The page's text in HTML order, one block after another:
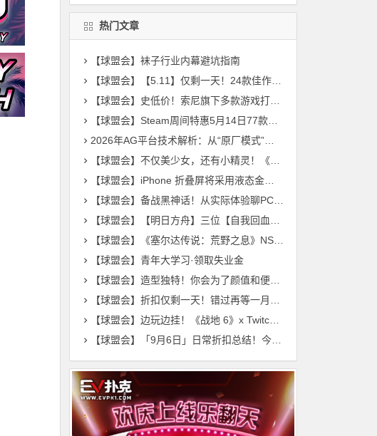
热门文章
【球盟会】袜子行业内幕避坑指南
【球盟会】【5.11】仅剩一天！24款佳作即将结束史低特惠！带你速通！
【球盟会】史低价！索尼旗下多款游戏打折：《战神》《漫威蜘蛛侠》等
【球盟会】Steam周间特惠5月14日77款史低游戏汇总
2026年AG平台技术解析：从“原厂模式”到全球化数字架构的演进
【球盟会】不仅美少女，还有小精灵！《克瑞因的纷争》精灵系统公开
【球盟会】iPhone 折叠屏将采用液态金属铰链，用的是华为供应商
【球盟会】备战黑神话！从实际体验聊PC平台无线手柄，清爽无广仅供参考
【球盟会】【明日方舟】三位【自我回血】的六星术师干员！各有什么特点？
【球盟会】《塞尔达传说：荒野之息》NS2版与NS版画面对比
【球盟会】青年大学习·领取失业金
【球盟会】造型独特！你会为了颜值和便携买单吗？破冰者机甲手柄开箱
【球盟会】折扣仅剩一天！错过再等一月！3月1日新史低+新品节强推+史低合集
【球盟会】边玩边挂！《战地 6》x Twitch 掉宝开启，小黑盒加速器一键白嫖
【球盟会】「9月6日」日常折扣总结！今日新史低游戏大全！（每日更新）